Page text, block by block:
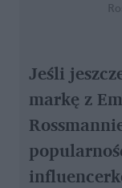
Jeśli
markę z